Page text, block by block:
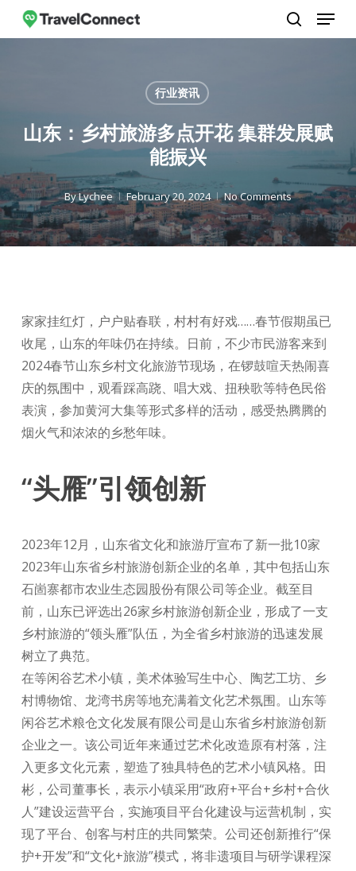
Skip
search
Menu
行业资讯
山东：乡村旅游多点开花 集群发展赋
能振兴
ByLychee February 20, 2024 No Comments
​家家挂红灯，户户贴春联，村村有好戏……春节假期虽已
收尾，山东的年味仍在持续。日前，不少市民游客来到
2024春节山东乡村文化旅游节现场，在锣鼓喧天热闹喜
庆的氛围中，观看踩高跷、唱大戏、扭秧歌等特色民俗
表演，参加黄河大集等形式多样的活动，感受热腾腾的
烟火气和浓浓的乡愁年味。
“头雁”引领创新
2023年12月，山东省文化和旅游厅宣布了新一批10家
2023年山东省乡村旅游创新企业的名单，其中包括山东
石崮寨都市农业生态园股份有限公司等企业。截至目
前，山东已评选出26家乡村旅游创新企业，形成了一支
乡村旅游的“领头雁”队伍，为全省乡村旅游的迅速发展
树立了典范。
在等闲谷艺术小镇，美术体验写生中心、陶艺工坊、乡
村博物馆、龙湾书房等地充满着文化艺术氛围。山东等
闲谷艺术粮仓文化发展有限公司是山东省乡村旅游创新
企业之一。该公司近年来通过艺术化改造原有村落，注
入更多文化元素，塑造了独具特色的艺术小镇风格。田
彬，公司董事长，表示小镇采用“政府+平台+乡村+合伙
人”建设运营平台，实施项目平台化建设与运营机制，实
现了平台、创客与村庄的共同繁荣。公司还创新推行“保
护+开发”和“文化+旅游”模式，将非遗项目与研学课程深